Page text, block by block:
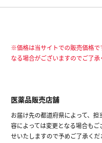
※価格は当サイトでの販売価格で
なる場合がございますのでご了承
医薬品販売店舗
お届け先の都道府県によって、
容によっては変更となる場合も
せいたしますので予めご了承くだ